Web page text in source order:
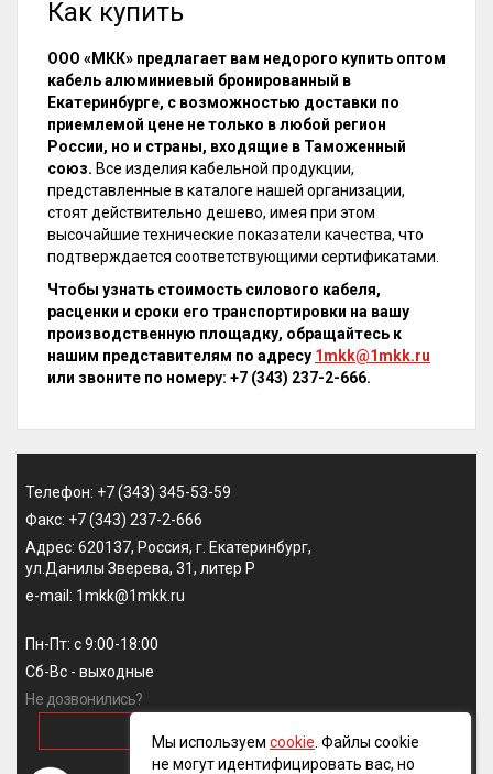
Как купить
ООО «МКК» предлагает вам недорого купить оптом
кабель алюминиевый бронированный в
Екатеринбурге, с возможностью доставки по
приемлемой цене не только в любой регион
России, но и страны, входящие в Таможенный
союз. Все изделия кабельной продукции,
представленные в каталоге нашей организации,
стоят действительно дешево, имея при этом
высочайшие технические показатели качества, что
подтверждается соответствующими сертификатами.
Чтобы узнать стоимость силового кабеля,
расценки и сроки его транспортировки на вашу
производственную площадку, обращайтесь к
нашим представителям по адресу 1mkk@1mkk.ru
или звоните по номеру: +7 (343) 237-2-666.
Телефон: +7 (343) 345-53-59
Факс: +7 (343) 237-2-666
Адрес: 620137, Россия, г. Екатеринбург,
ул.Данилы Зверева, 31, литер Р
e-mail: 1mkk@1mkk.ru
Пн-Пт: с 9:00-18:00
Сб-Вс - выходные
Не дозвонились?
Мы используем cookie . Файлы cookie
не могут идентифицировать вас, но